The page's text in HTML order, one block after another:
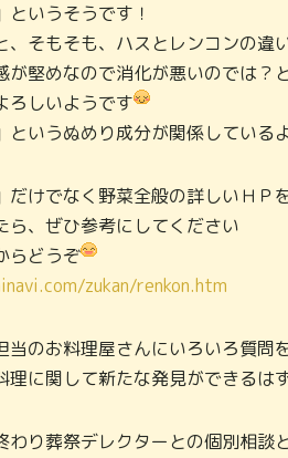
いうそうです！
、そもそも、ハスとレンコンの違
が堅めなので消化が悪いのでは？
ろしいようです
というぬめり成分が関係している
だけでなく野菜全般の詳しいＨＰ
ら、ぜひ参考にしてください
らどうぞ
zukan/renkon.htm
当のお料理屋さんにいろいろ質問
理に関して新たな発見ができるは
わり葬祭デレクターとの個別相談